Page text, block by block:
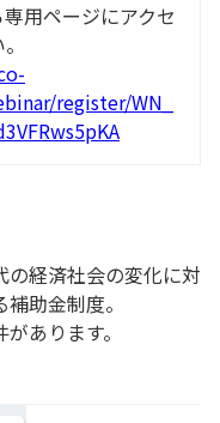
用ページにアクセ
register/WN_
経済社会の変化に対
助金制度。
あります。